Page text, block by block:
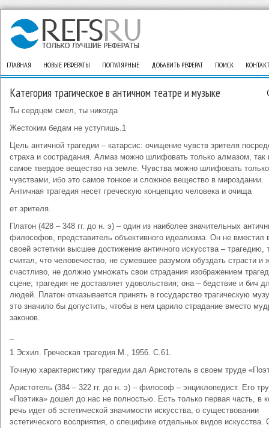
ГЛАВНАЯ НОВЫЕ РЕФЕРАТЫ ПОПУЛЯРНЫЕ ДОБАВИТЬ РЕФЕРАТ ПОИСК
Категория трагическое в античном театре и музыке
Ты сердцем смел, ты никогда
Жестоким бедам не уступишь.1
Цель античной трагедии – катарсис: очищение чувств зрителя
страха и сострадания. Алмаз можно шлифовать только алмазом, так
самое твердое вещество на земле. Чувства можно шлифовать только
чувствами, ибо это самое тонкое и сложное вещество в мироздании.
Античная трагедия несет греческую концепцию человека и очища
ет зрителя.
Платон (428 – 348 гг. до н. э) – один из наиболее значительных
философов, представитель объективного идеализма. Он не вместил
своей эстетики высшее достижение античного искусства – трагедию,
считал, что человечество, не сумевшее разумом обуздать страсти и
счастливо, не должно умножать свои страдания изображением
сцене; трагедия не доставляет удовольствия; она – бедствие и бич
людей. Платон отказывается принять в государство трагическую
это значило бы допустить, чтобы в нем царило страдание вместо
законов.
1 Эсхил. Греческая трагедия.М., 1956. С.61.
Точную характеристику трагедии дал Аристотель в своем труде
Аристотель (384 – 322 гг. до н. э) – философ – энциклопедист. Его
«Поэтика» дошел до нас не полностью. Есть только первая часть, в
речь идет об эстетической значимости искусства, о существовании
эстетического восприятия, о специфике отдельных видов искусства.